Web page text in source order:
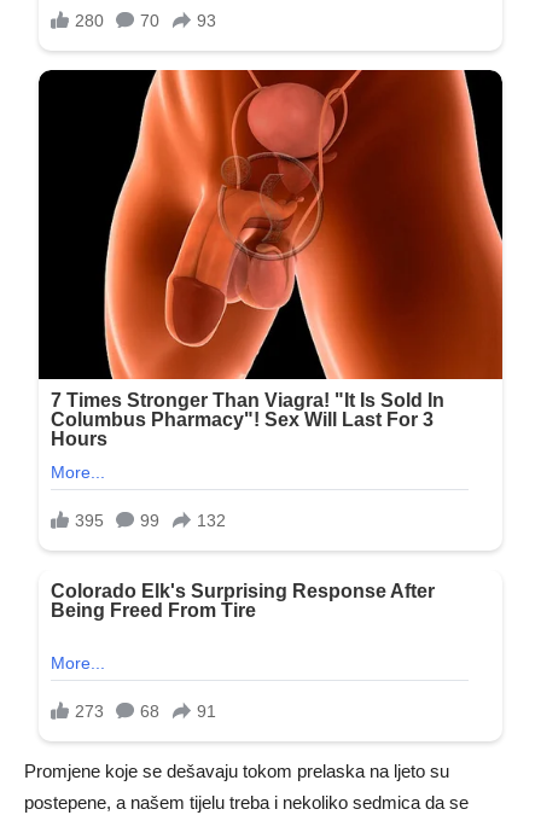
Promjene koje se dešavaju tokom prelaska na ljeto su
postepene, a našem tijelu treba i nekoliko sedmica da se